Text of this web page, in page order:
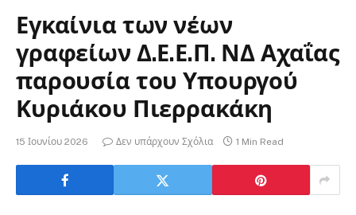
Εγκαίνια των νέων
γραφείων Δ.Ε.Ε.Π. ΝΔ Αχαΐας
παρουσία του Υπουργού
Κυριάκου Πιερρακάκη
15 Ιουνίου 2026 Δεν υπάρχουν Σχόλια 1 Min Read